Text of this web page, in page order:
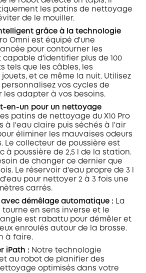
les patins de nettoyage
de le mouiller.
grâce à la technologie
Omni est équipé d'une
pour contourner les
capable d'identifier plus de 100
tels que les câbles, les
jouets, et ce même la nuit. Utilisez
vos cycles de
les adapter à vos besoins.
en-un pour un nettoyage
patins de nettoyage du X10 Pro
à l'eau claire puis séchés à l'air
éliminer les mauvaises odeurs
Le collecteur de poussière est
à poussière de 2,5 l de la station.
de changer ce dernier que
Le réservoir d'eau propre de 3 l
pour nettoyer 2 à 3 fois une
carrés.
démêlage automatique : La
en sens inverse et le
est rabattu pour démêler et
enroulés autour de la brosse.
à faire.
iPath : Notre technologie
au robot de planifier des
optimisés dans votre